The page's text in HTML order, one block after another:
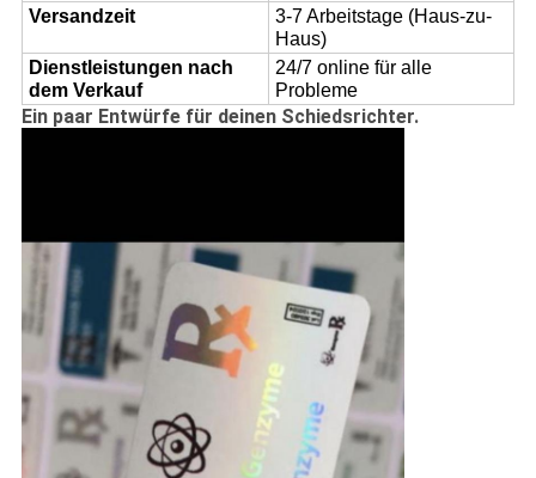
Versandzeit
3-7 Arbeitstage (Haus-zu-
Haus)
Dienstleistungen nach
dem Verkauf
24/7 online für alle
Probleme
Ein paar Entwürfe für deinen Schiedsrichter.